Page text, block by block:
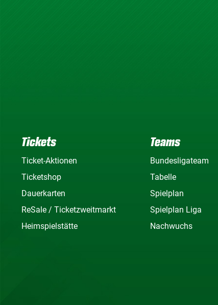
Tickets
Ticket-Aktionen
Ticketshop
Dauerkarten
ReSale / Ticketzweitmarkt
Heimspielstätte
Teams
Bundesligateam
Tabelle
Spielplan
Spielplan Liga
Nachwuchs